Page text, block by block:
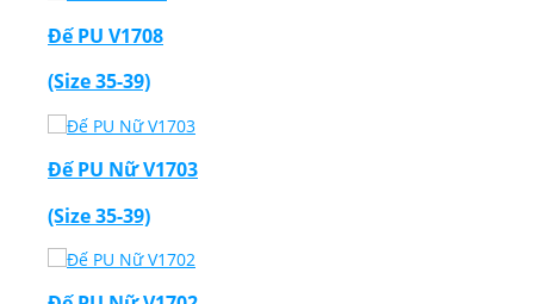
Đế PU V1708
(Size 35-39)
Đế PU Nữ V1703
(Size 35-39)